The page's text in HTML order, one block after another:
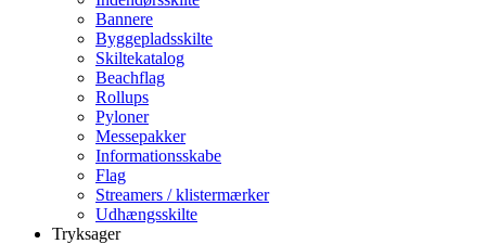
Bannere
Byggepladsskilte
Skiltekatalog
Beachflag
Rollups
Pyloner
Messepakker
Informationsskabe
Flag
Streamers / klistermærker
Udhængsskilte
Tryksager